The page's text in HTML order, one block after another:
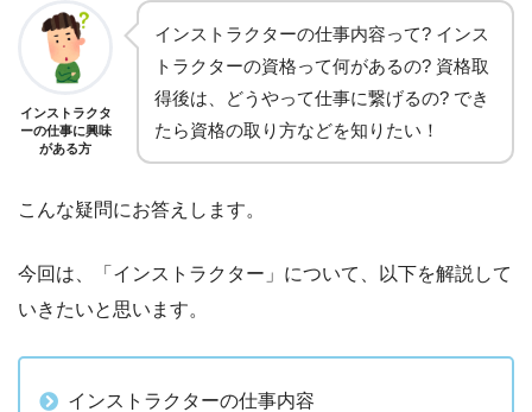
インストラクタ
ーの仕事に興味
がある方
インストラクターの仕事内容って? インス
トラクターの資格って何があるの? 資格取
得後は、どうやって仕事に繋げるの? でき
たら資格の取り方などを知りたい！
こんな疑問にお答えします。
今回は、「インストラクター」について、以下を解説して
いきたいと思います。
インストラクターの仕事内容